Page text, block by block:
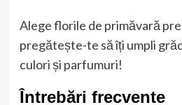
Alege florile de primăvară
pregătește-te să îți umpli
culori și parfumuri!
Întrebări frecvente